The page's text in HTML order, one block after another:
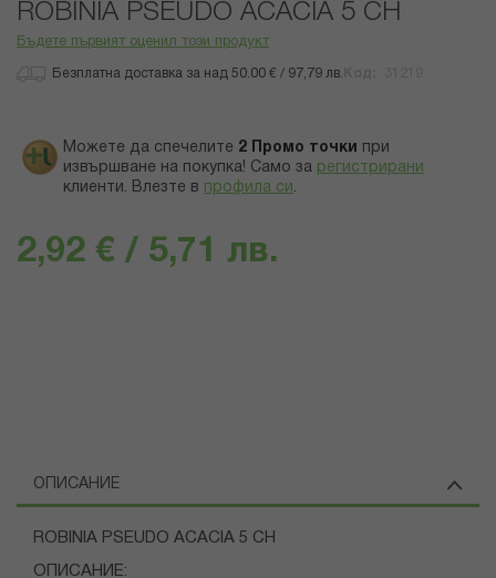
началото
ROBINIA PSEUDO ACACIA 5 CH
Бъдете първият оценил този продукт
Безплатна доставка за над 50.00 € / 97,79 лв.
Можете да спечелите 2 Промо точки
при
извършване на покупка! Само за регистрирани
клиенти. Влезте в профила си .
2,92 € / 5,71 лв.
ОПИСАНИЕ
ROBINIA PSEUDO ACACIA 5 CH
ОПИСАНИЕ: